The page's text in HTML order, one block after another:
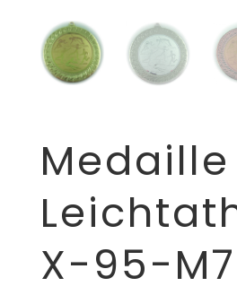
Medaille
X-95-